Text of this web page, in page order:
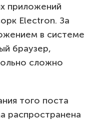
приложений
Electron. За
в системе
браузер,
сложно
того поста
распространена